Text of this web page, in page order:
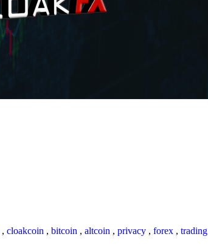
, cloakcoin , bitcoin , altcoin , privacy , forex , trading